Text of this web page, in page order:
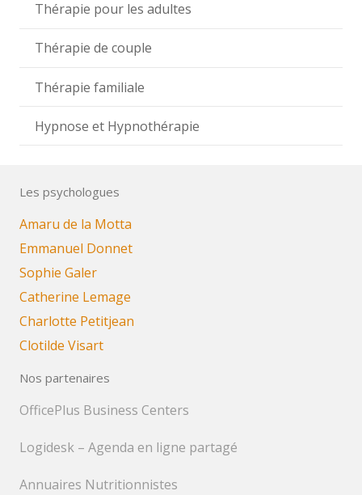
Thérapie pour les adultes
Thérapie de couple
Thérapie familiale
Hypnose et Hypnothérapie
Les psychologues
Amaru de la Motta
Emmanuel Donnet
Sophie Galer
Catherine Lemage
Charlotte Petitjean
Clotilde Visart
Nos partenaires
OfficePlus Business Centers
Logidesk – Agenda en ligne partagé
Annuaires Nutritionnistes